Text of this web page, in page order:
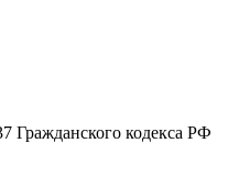
Гражданского кодекса РФ